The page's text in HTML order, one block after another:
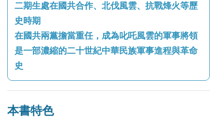
二期生處在國共合作、北伐風雲、抗戰烽火等歷
史時期
在國共兩黨擔當重任，成為叱吒風雲的軍事將領
是一部濃縮的二十世紀中華民族軍事進程與革命
史
本書特色